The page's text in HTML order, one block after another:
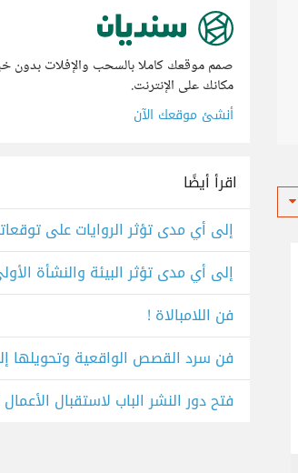
صمم موقعك كاملا بالسحب والإفلات بدون
مكانك على الإنترنت.
أنشئ موقعك الآن
اقرأ أيضًا
إلى أي مدى تؤثر البيئة والنشأة
فن اللامبالاة !
فن سرد القصص الواقعية وتحويلها
فتح دور النشر الباب لاستقبال